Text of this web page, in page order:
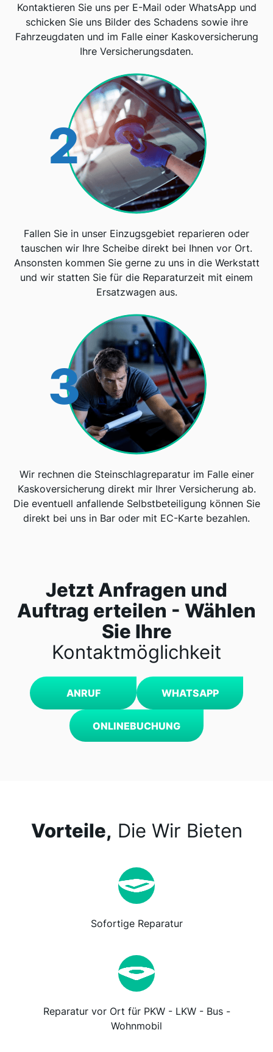
Kontaktieren Sie uns per E-Mail oder WhatsApp und
schicken Sie uns Bilder des Schadens sowie ihre
Fahrzeugdaten und im Falle einer Kaskoversicherung
Ihre Versicherungsdaten.
2
Fallen Sie in unser Einzugsgebiet reparieren oder
tauschen wir Ihre Scheibe direkt bei Ihnen vor Ort.
Ansonsten kommen Sie gerne zu uns in die Werkstatt
und wir statten Sie für die Reparaturzeit mit einem
Ersatzwagen aus.
3
Wir rechnen die Steinschlagreparatur im Falle einer
Kaskoversicherung direkt mir Ihrer Versicherung ab.
Die eventuell anfallende Selbstbeteiligung können Sie
direkt bei uns in Bar oder mit EC-Karte bezahlen.
Jetzt Anfragen und
Auftrag erteilen - Wählen
Sie Ihre
Kontaktmöglichkeit
ANRUF WHATSAPP
ONLINEBUCHUNG
Vorteile, Die Wir Bieten
Sofortige Reparatur
Reparatur vor Ort für PKW - LKW - Bus -
Wohnmobil